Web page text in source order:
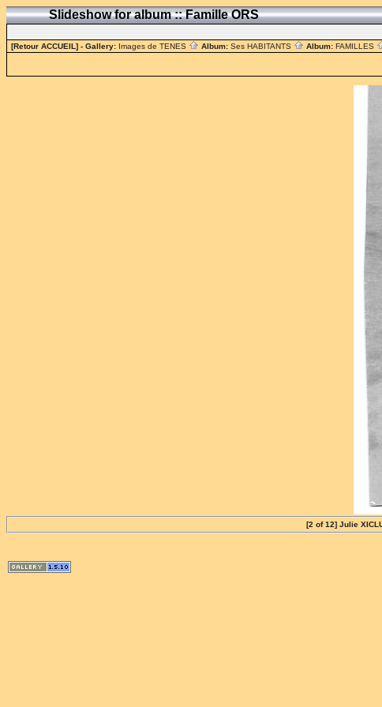
Slideshow for album :: Famille ORS
[Retour ACCUEIL] - Gallery: Images de TENES Album: Ses HABITANTS Album: FAMILLES
[2 of 12] Julie